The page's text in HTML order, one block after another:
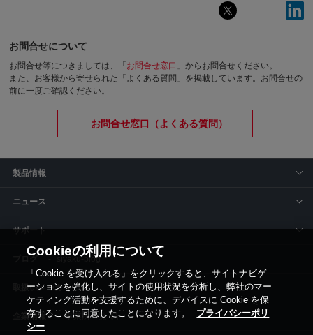
お問合せについて
お問合せ等につきましては、「 お問合せ窓口 」からお問合せください。
また、お客様から寄せられた「よくある質問」を掲載しています。お問合せの
前に一度ご確認ください。
お問合せ窓口（よくある質問）
製品情報
ニュース
サポート
siyaku-blog
取扱いメーカー
事業所一覧
Cookieの利用について
「Cookie を受け入れる」をクリックすると、サイトナビゲ
ーションを強化し、サイトの使用状況を分析し、弊社のマー
ケティング活動を支援するために、デバイスに Cookie を保
存することに同意したことになります。
プライバシーポリ
シー